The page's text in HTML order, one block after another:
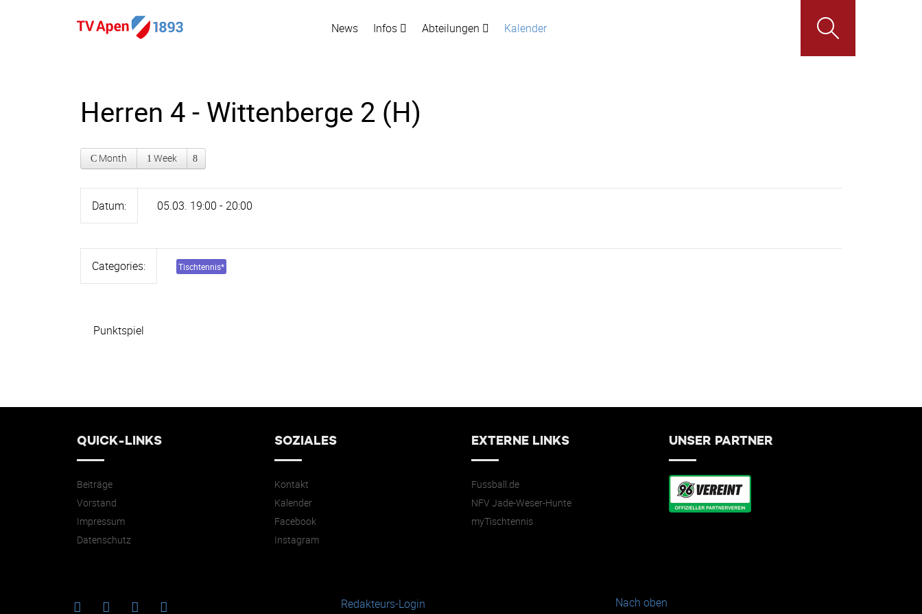
News Infos Abteilungen Kalender
Herren 4 - Wittenberge 2 (H)
Month Week
Datum: 05.03. 19:00 - 20:00
Categories: Tischtennis*
Punktspiel
QUICK-LINKS
Beiträge
Vorstand
Impressum
Datenschutz
SOZIALES
Kontakt
Kalender
Facebook
Instagram
EXTERNE LINKS
Fussball.de
NFV Jade-Weser-Hunte
myTischtennis
UNSER PARTNER
Redakteurs-Login Nach oben